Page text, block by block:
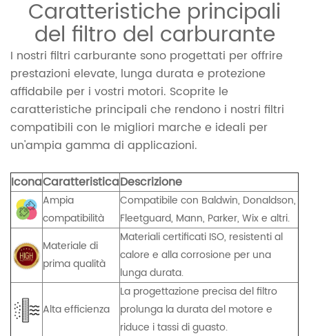
Caratteristiche principali
del filtro del carburante
I nostri filtri carburante sono progettati per offrire
prestazioni elevate, lunga durata e protezione
affidabile per i vostri motori. Scoprite le
caratteristiche principali che rendono i nostri filtri
compatibili con le migliori marche e ideali per
un'ampia gamma di applicazioni.
IconaCaratteristicaDescrizione
Ampia
compatibilità
Compatibile con Baldwin, Donaldson,
Fleetguard, Mann, Parker, Wix e altri.
Materiale di
prima qualità
Materiali certificati ISO, resistenti al
calore e alla corrosione per una
lunga durata.
Alta efficienza
La progettazione precisa del filtro
prolunga la durata del motore e
riduce i tassi di guasto.